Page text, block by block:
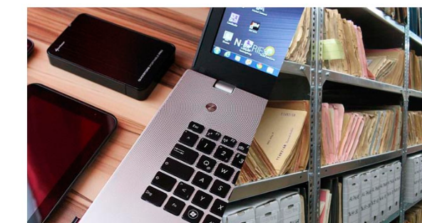
Ver
imagen
más
grande